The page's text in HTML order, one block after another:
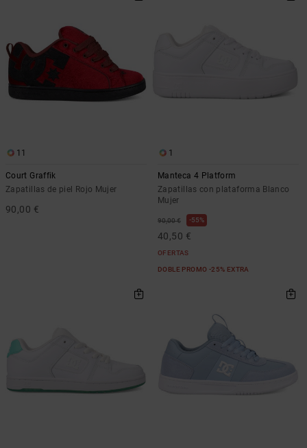
11
Court Graffik
Zapatillas de piel Rojo Mujer
90,00 €
1
Manteca 4 Platform
Zapatillas con plataforma Blanco
Mujer
90,00 € 55%
40,50 €
OFERTAS
DOBLE PROMO -25% EXTRA